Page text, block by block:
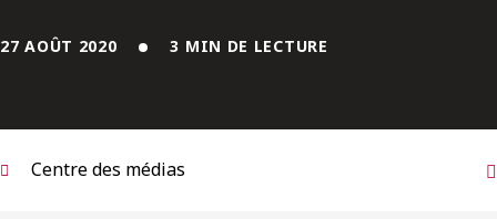
S’abonner
27 AOÛT 2020 3 MIN DE LECTURE
Centre des médias